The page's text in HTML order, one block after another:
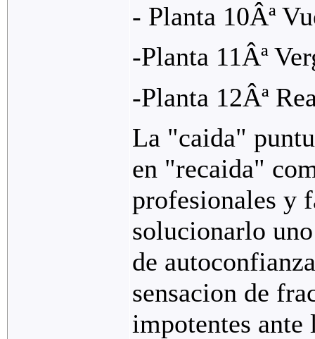
- Planta 10Âª
-Planta 11Âª
-Planta 12Âª
La "caida"
en "recaida"
profesionales y
solucionarlo
de
sensacion de
impotentes ante